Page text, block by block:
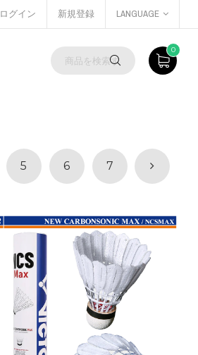
ログイン 新規登録 LANGUAGE
0
5 6 7